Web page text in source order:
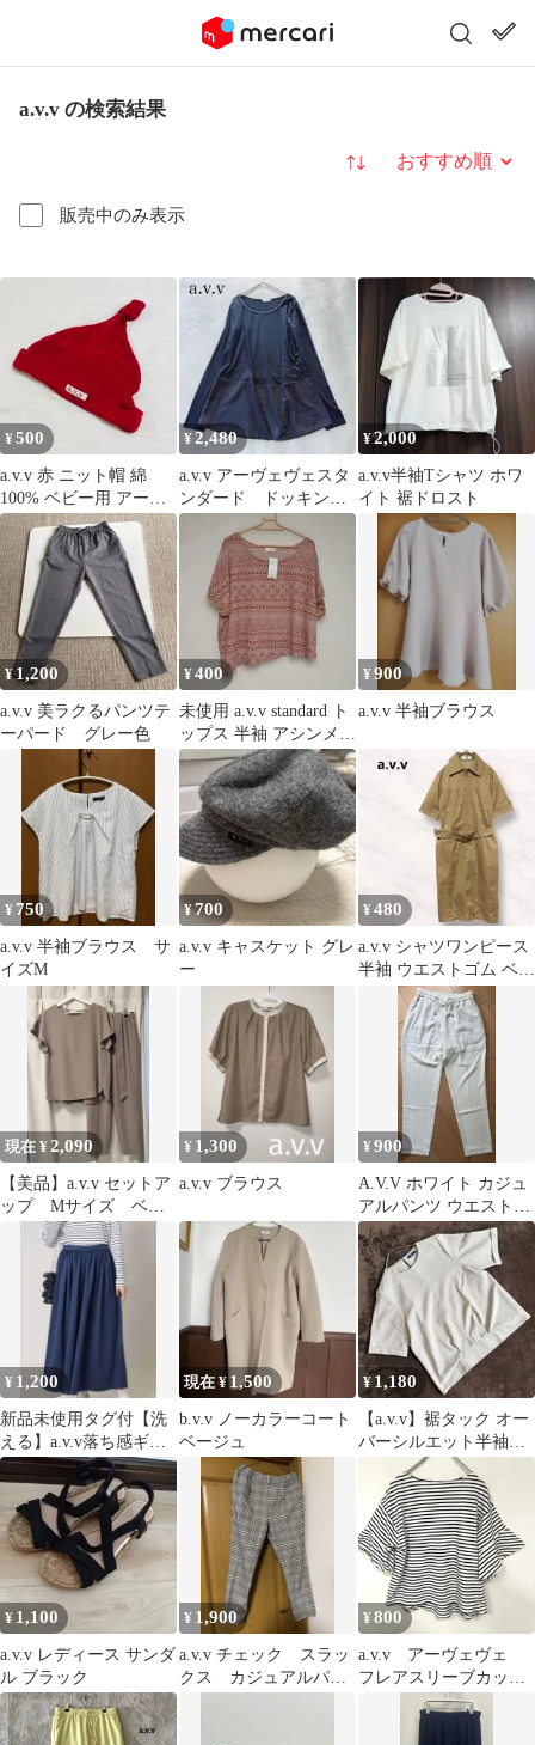
a.v.v の検索結果
販売中のみ表示
並び替え
¥500
a.v.v 赤 ニット帽 綿
100% ベビー用 アーベ
ベ かわいい シンプル
¥2,480
a.v.v アーヴェヴェスタ
ンダード ドッキング
カットソー M チュニッ
¥2,000
a.v.v半袖Tシャツ ホワ
イト 裾ドロスト
¥1,200
a.v.v 美ラクるパンツテ
ーパード グレー色
¥400
未使用 a.v.v standard ト
ップス 半袖 アシンメト
リー 総柄
¥900
a.v.v 半袖ブラウス
¥ 750
a.v.v 半袖ブラウス サ
イズM
¥700
a.v.v キャスケット グレ
ー
¥480
a.v.v シャツワンピース
半袖 ウエストゴム ベル
ト ジップアップ ベージ
現在 ¥2,090
【美品】a.v.v セットア
ップ Mサイズ ベー
ジュ 二次会 上品
¥ 1,300
a.v.v ブラウス
¥900
A.V.V ホワイト カジュ
アルパンツ ウエストゴ
ム
¥ 1,200
新品未使用タグ付【洗
える】a.v.v落ち感ギャ
ザースカンツネイビ
ー Lサイズ
現在 ¥ 1,500
b.v.v ノーカラーコート
ベージュ
¥1,180
【a.v.v】裾タック オー
バーシルエット半袖ブ
ラウス Mサイズ グレー
¥ 1,100
a.v.v レディース サンダ
ル ブラック
¥ 1,900
a.v.v チェック スラッ
クス カジュアルパン
¥800
a.v.v アーヴェヴェ
フレアスリーブカット
ソー L ボーダー ゆ